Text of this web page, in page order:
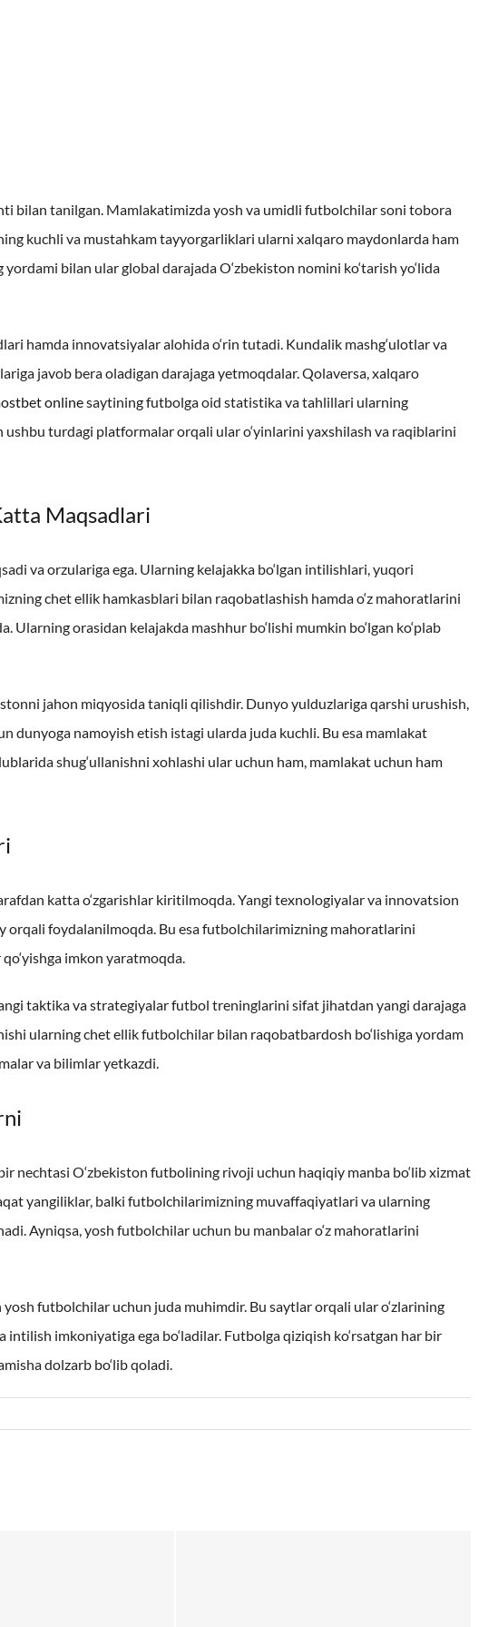
bilan tanilgan. Mamlakatimizda yosh va umidli futbolchilar soni tobora
kuchli va mustahkam tayyorgarliklari ularni xalqaro maydonlarda ham
bilan ular global darajada O‘zbekiston nomini ko‘tarish yo‘lida
hamda innovatsiyalar alohida o‘rin tutadi. Kundalik mashg‘ulotlar va
javob bera oladigan darajaga yetmoqdalar. Qolaversa, xalqaro
onlinesaytining futbolga oid statistika va tahlillari ularning
ushbu turdagi platformalar orqali ular o‘yinlarini yaxshilash va raqiblarini
Maqsadlari
va orzulariga ega. Ularning kelajakka bo‘lgan intilishlari, yuqori
chet ellik hamkasblari bilan raqobatlashish hamda o‘z mahoratlarini
orasidan kelajakda mashhur bo‘lishi mumkin bo‘lgan ko‘plab
jahon miqyosida taniqli qilishdir. Dunyo yulduzlariga qarshi urushish,
dunyoga namoyish etish istagi ularda juda kuchli. Bu esa mamlakat
shug‘ullanishni xohlashi ular uchun ham, mamlakat uchun ham
katta o‘zgarishlar kiritilmoqda. Yangi texnologiyalar va innovatsion
foydalanilmoqda. Bu esa futbolchilarimizning mahoratlarini
imkon yaratmoqda.
taktika va strategiyalar futbol treninglarini sifat jihatdan yangi darajaga
ularning chet ellik futbolchilar bilan raqobatbardosh bo‘lishiga yordam
va bilimlar yetkazdi.
nechtasi O‘zbekiston futbolining rivoji uchun haqiqiy manba bo‘lib xizmat
yangiliklar, balki futbolchilarimizning muvaffaqiyatlari va ularning
Ayniqsa, yosh futbolchilar uchun bu manbalar o‘z mahoratlarini
futbolchilar uchun juda muhimdir. Bu saytlar orqali ular o‘zlarining
imkoniyatiga ega bo‘ladilar. Futbolga qiziqish ko‘rsatgan har bir
dolzarb bo‘lib qoladi.